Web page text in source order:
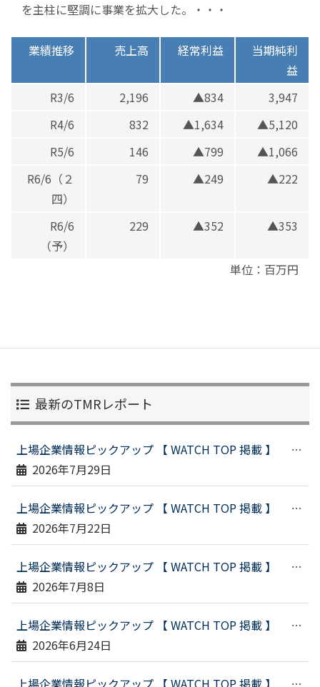
を主柱に堅調に事業を拡大した。・・・
業績推移 売上高 経常利益
当期純利
益
R3/6
2,196 ▲834
3,947
R4/6
832 ▲1,634
▲5,120
R5/6
146 ▲799
▲1,066
R6/6（２
四）
79 ▲249 ▲222
R6/6
（予）
229 ▲352 ▲353
単位：百万円
最新のTMRレポート
上場企業情報ピックアップ 【 WATCH TOP 掲載 】 （令和８年７月２３日配信）
2026年7月29日
上場企業情報ピックアップ 【 WATCH TOP 掲載 】 （令和８年７月１６日配信）
2026年7月22日
上場企業情報ピックアップ 【 WATCH TOP 掲載 】 （令和８年６月２９日配信）
2026年7月8日
上場企業情報ピックアップ 【 WATCH TOP 掲載 】 （令和８年６月１９日配信）
2026年6月24日
上場企業情報ピックアップ 【 WATCH TOP 掲載 】 （令和８年６月１１日配信）